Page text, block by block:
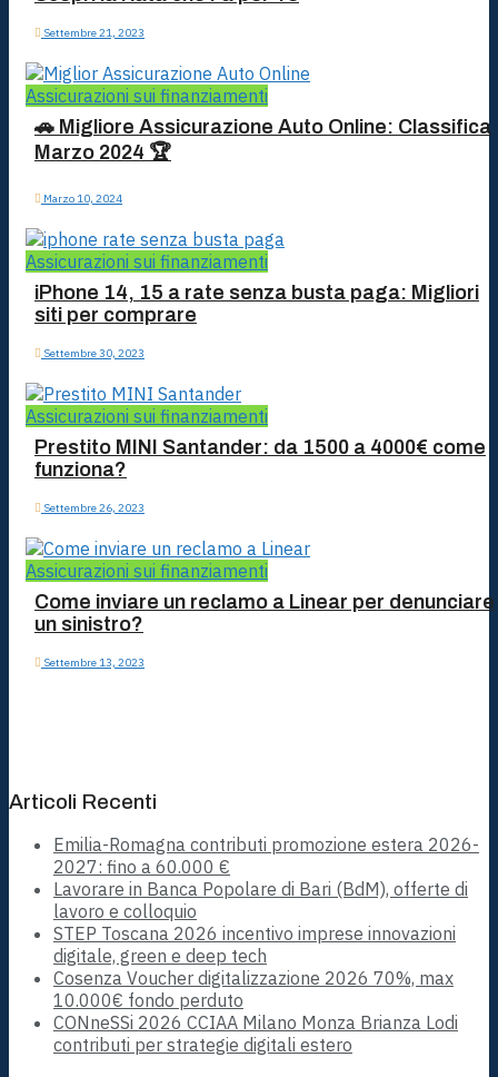
Settembre 21, 2023
Assicurazioni sui finanziamenti
🚗 Migliore Assicurazione Auto Online: Classifica
Marzo 2024 🏆
Marzo 10, 2024
Assicurazioni sui finanziamenti
iPhone 14, 15 a rate senza busta paga: Migliori
siti per comprare
Settembre 30, 2023
Assicurazioni sui finanziamenti
Prestito MINI Santander: da 1500 a 4000€ come
funziona?
Settembre 26, 2023
Assicurazioni sui finanziamenti
Come inviare un reclamo a Linear per denunciare
un sinistro?
Settembre 13, 2023
Articoli Recenti
Emilia-Romagna contributi promozione estera 2026-
2027: fino a 60.000 €
Lavorare in Banca Popolare di Bari (BdM), offerte di
lavoro e colloquio
STEP Toscana 2026 incentivo imprese innovazioni
digitale, green e deep tech
Cosenza Voucher digitalizzazione 2026 70%, max
10.000€ fondo perduto
CONneSSi 2026 CCIAA Milano Monza Brianza Lodi
contributi per strategie digitali estero